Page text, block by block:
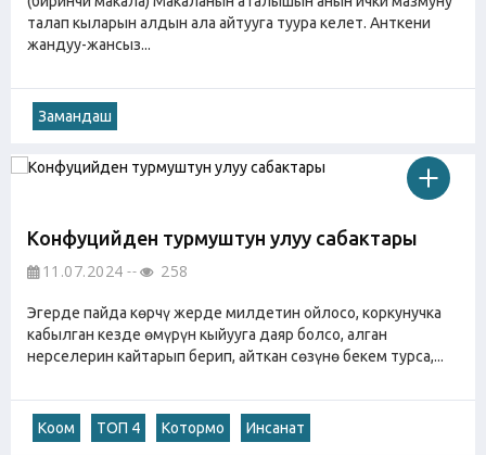
талап кыларын алдын ала айтууга туура келет. Анткени
жандуу-жансыз...
Замандаш
Конфуцийден турмуштун улуу сабактары
11.07.2024 258
Эгерде пайда көрчү жерде милдетин ойлосо, коркунучка
кабылган кезде өмүрүн кыйууга даяр болсо, алган
нерселерин кайтарып берип, айткан сөзүнө бекем турса,...
Коом ТОП 4 Котормо Инсанат